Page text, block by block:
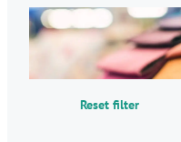
Reset filter